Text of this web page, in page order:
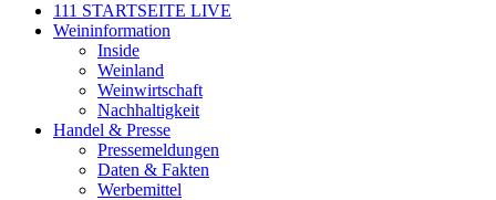
111 STARTSEITE LIVE
Weininformation
Inside
Weinland
Weinwirtschaft
Nachhaltigkeit
Handel & Presse
Pressemeldungen
Daten & Fakten
Werbemittel